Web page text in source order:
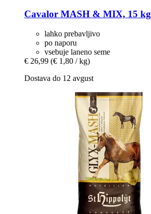
Cavalor MASH & MIX, 15 kg
lahko prebavljivo
po naporu
vsebuje laneno seme
€ 26,99 (€ 1,80 / kg)
Dostava do 12 avgust